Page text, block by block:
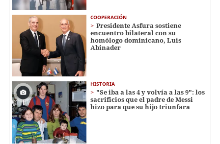
COOPERACIÓN
Presidente Asfura sostiene
encuentro bilateral con su
homólogo dominicano, Luis
Abinader
HISTORIA
"Se iba a las 4 y volvía a las 9": los
sacrificios que el padre de Messi
hizo para que su hijo triunfara